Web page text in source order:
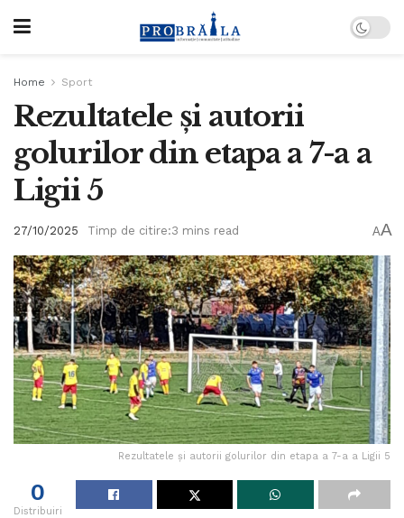
Home Sport
Rezultatele și autorii
golurilor din etapa a 7-a a
Ligii 5
27/10/2025 Timp de citire:3 mins read AA
Rezultatele și autorii golurilor din etapa a 7-a a Ligii 5
0
Distribuiri